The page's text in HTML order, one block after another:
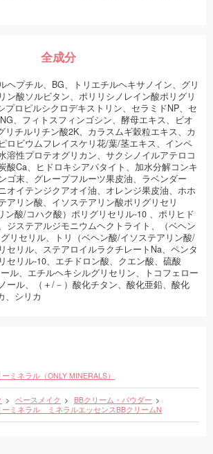
全成分
ヘプチル、BG、トリエチルヘキサノイン、グリ
ン酸ソルビタン、ポリリシノレイン酸ポリグリ
プロピルシクロデキストリン、セラミドNP、セ
、フィトスフィンゴシン、酵母エキス、ビオ
リチルリチン酸2K、カラスムギ穀粒エキス、カ
ロビウムフレイスケリ花/葉/茎エキス、インペ
溶性プロテオグリカン、サクシノイルアテロコ
酸Ca、ヒドロキシアパタイト、加水分解コンキ
ゴ末、グレープフルーツ果皮油、ラベンダー
オイテンジクアオイ油、オレンジ果皮油、ホホ
アリン酸、イソステアリン酸ポリグリセリ
ン酸/コハク酸）ポリグリセリル-10 、ポリヒド
ジステアルジモニウムヘクトライト、（ベヘン
リセリル、トリ（ベヘン酸/イソステアリン酸/
セリル、ステアロイルラクチレートNa、ペンタ
セリル-10、エチドロン酸、クエン酸、硫酸
ル、エチルヘキシルグリセリン、トコフェロー
ール、（＋/－）酸化チタン、酸化亜鉛、酸化
、シリカ
ミネラル（ONLY MINERALS）
ベースメイク
BBクリーム・パウダー
ーミネラル ミネラルエッセンスBBクリームN